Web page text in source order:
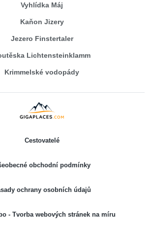
Vyhlídka Máj
Kaňon Jizery
Jezero Finstertaler
Lichtensteinklamm
Krimmelské vodopády
Cestovatelé
obchodní podmínky
ochrany osobních údajů
- Tvorba webových stránek na míru